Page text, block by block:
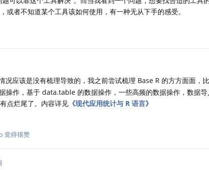
或者不知道某个工具该如何使用，有一种无从下手的感受。
况应该是没有梳理导致的，我之前尝试梳理 Base R 的方方面面，
操作，基于 data.table 的数据操作，一些高频的数据操作，数据
点烂尾了。内容详见 《现代应用统计与 R 语言》
觉得很赞